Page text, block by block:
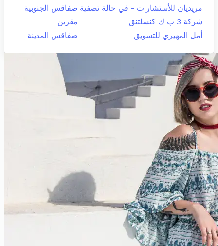
مريديان للأستشارات - في حالة تصفية صفاقس الجنوبية
شركة 3 ب ك كنسلتنق
مقرين
أمل المهيري للتسويق
صفاقس المدينة